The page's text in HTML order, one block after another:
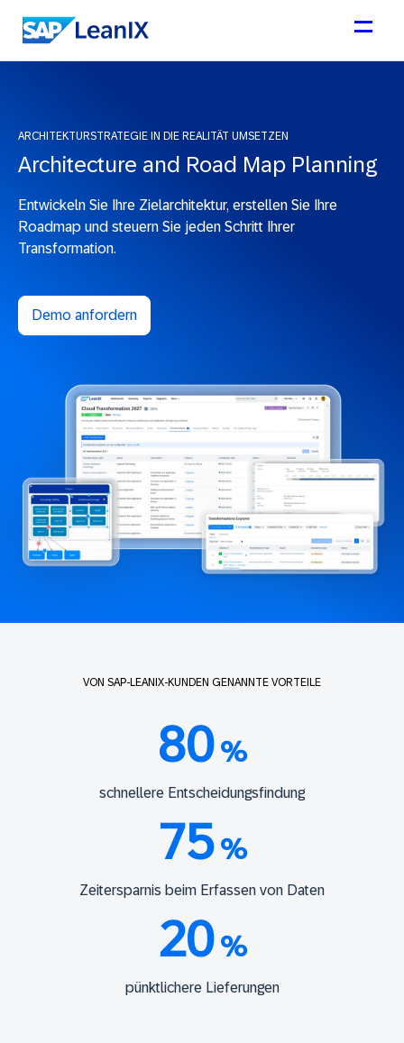
ARCHITEKTURSTRATEGIE IN DIE REALITÄT UMSETZEN
Architecture and Road Map Planning
Entwickeln Sie Ihre Zielarchitektur, erstellen Sie Ihre
Roadmap und steuern Sie jeden Schritt Ihrer
Transformation.
Demo anfordern
VON SAP-LEANIX-KUNDEN GENANNTE VORTEILE
80%
schnellere Entscheidungsfindung
75%
Zeitersparnis beim Erfassen von Daten
20%
pünktlichere Lieferungen